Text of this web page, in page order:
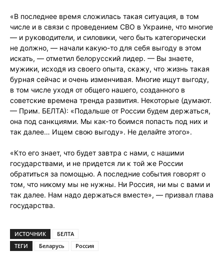
«В последнее время сложилась такая ситуация, в том
числе и в связи с проведением СВО в Украине, что многие
— и руководители, и силовики, чего быть категорически
не должно, — начали какую-то для себя выгоду в этом
искать, — отметил белорусский лидер. — Вы знаете,
мужики, исходя из своего опыта, скажу, что жизнь такая
бурная сейчас и очень изменчивая. Многие ищут выгоду,
в том числе уходя от общего нашего, созданного в
советские времена тренда развития. Некоторые (думают.
— Прим. БЕЛТА): «Подальше от России будем держаться,
она под санкциями. Мы как-то боимся попасть под них и
так далее… Ищем свою выгоду». Не делайте этого».
«Кто его знает, что будет завтра с нами, с нашими
государствами, и не придется ли к той же России
обратиться за помощью. А последние события говорят о
том, что никому мы не нужны. Ни Россия, ни мы с вами и
так далее. Нам надо держаться вместе», — призвал глава
государства.
ИСТОЧНИК
БЕЛТА
ТЕГИ
Беларусь Россия